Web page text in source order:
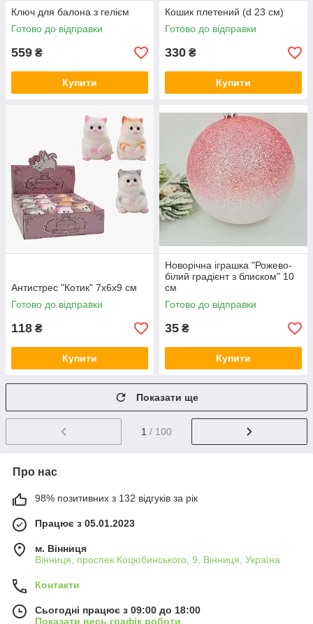
Ключ для балона з гелієм
Готово до відправки
559 ₴
Купити
Кошик плетений (d 23 см)
Готово до відправки
330 ₴
Купити
Антистрес "Котик" 7х6х9 см
Готово до відправки
118 ₴
Купити
Новорічна іграшка "Рожево-
білий градієнт з блиском" 10
см
Готово до відправки
35 ₴
Купити
Показати ще
1 / 100
Про нас
98% позитивних з 132 відгуків за рік
Працює з 05.01.2023
м. Вінниця
Вінниця, проспек Коцюбинського, 9, Вінниця, Україна
Контакти
Сьогодні працює з 09:00 до 18:00
Показати весь графік роботи